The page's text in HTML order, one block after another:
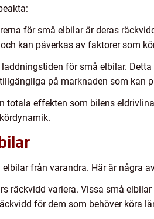
för små elbilar är deras
kan påverkas av faktorer som
för små elbilar.
på marknaden som kan
totala effekten som bilens
från varandra. Här är några
räckvidd variera. Vissa små
för dem som behöver köra